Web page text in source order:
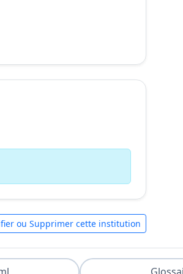
ou Supprimer cette institution